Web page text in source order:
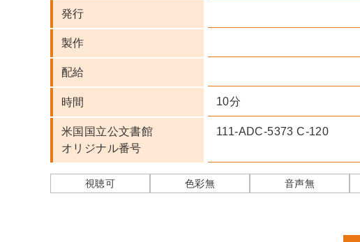
発行
製作
配給
時間 10分
米国国立公文書館
オリジナル番号
111-ADC-5373 C-120
視聴可 色彩無 音声無